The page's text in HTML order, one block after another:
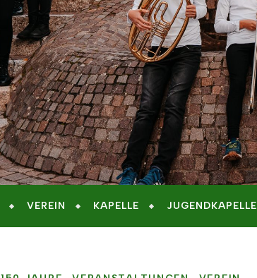
VEREIN KAPELLE JUGENDKAPELLE